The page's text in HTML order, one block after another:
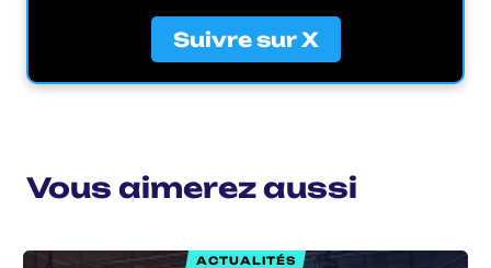
Suivre sur X
Vous aimerez aussi
ACTUALITÉS